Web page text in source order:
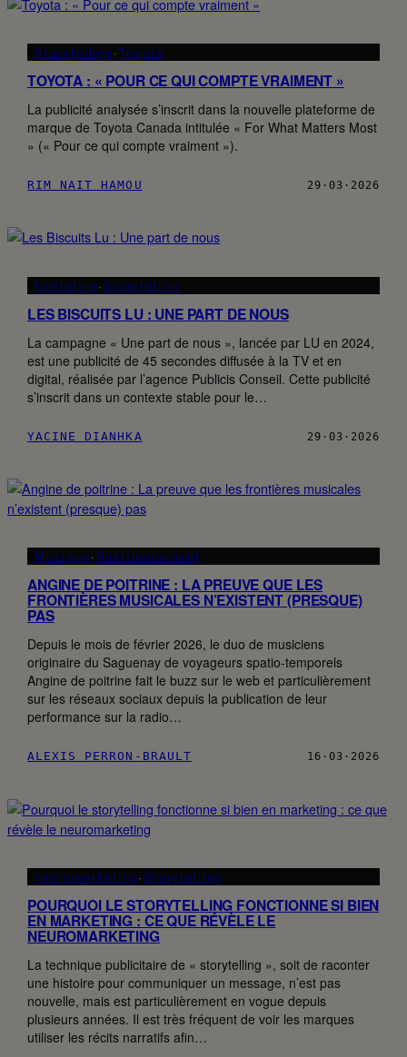
Storytelling·Toyota
TOYOTA : « POUR CE QUI COMPTE VRAIMENT »
La publicité analysée s’inscrit dans la nouvelle plateforme de
marque de Toyota Canada intitulée « For What Matters Most
» (« Pour ce qui compte vraiment »).
RIM NAIT HAMOU 29·03·2026
Nostalgie·Storytelling
LES BISCUITS LU : UNE PART DE NOUS
La campagne « Une part de nous », lancée par LU en 2024,
est une publicité de 45 secondes diffusée à la TV et en
digital, réalisée par l’agence Publicis Conseil. Cette publicité
s’inscrit dans un contexte stable pour le…
YACINE DIANHKA 29·03·2026
Musique· Positionnement
ANGINE DE POITRINE : LA PREUVE QUE LES
FRONTIÈRES MUSICALES N’EXISTENT (PRESQUE)
PAS
Depuis le mois de février 2026, le duo de musiciens
originaire du Saguenay de voyageurs spatio-temporels
Angine de poitrine fait le buzz sur le web et particulièrement
sur les réseaux sociaux depuis la publication de leur
performance sur la radio…
ALEXIS PERRON-BRAULT 16·03·2026
neuromarketing·Storytelling
POURQUOI LE STORYTELLING FONCTIONNE SI BIEN
EN MARKETING : CE QUE RÉVÈLE LE
NEUROMARKETING
La technique publicitaire de « storytelling », soit de raconter
une histoire pour communiquer un message, n’est pas
nouvelle, mais est particulièrement en vogue depuis
plusieurs années. Il est très fréquent de voir les marques
utiliser les récits narratifs afin…